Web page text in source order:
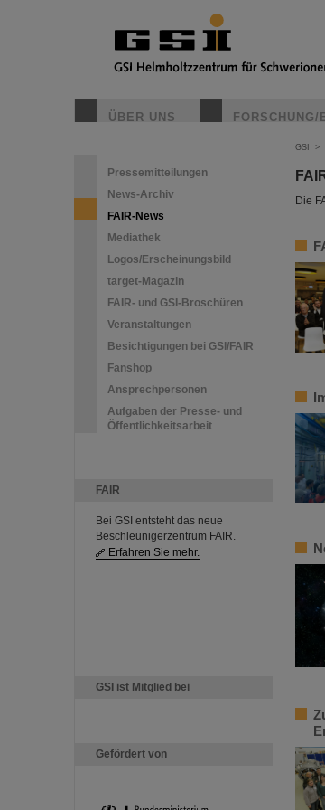
ÜBER UNS
Pressemitteilungen
News-Archiv
FAIR-News
Mediathek
Logos/Erscheinungsbild
target-Magazin
FAIR- und GSI-Broschüren
Veranstaltungen
Besichtigungen bei GSI/FAIR
Fanshop
Ansprechpersonen
Aufgaben der Presse- und
Öffentlichkeitsarbeit
FAIR
Bei GSI entsteht das neue
Beschleunigerzentrum FAIR.
Erfahren Sie mehr.
GSI ist Mitglied bei
Gefördert von
GSI >
Die